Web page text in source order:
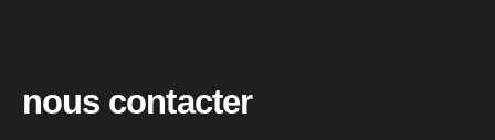
nous contacter